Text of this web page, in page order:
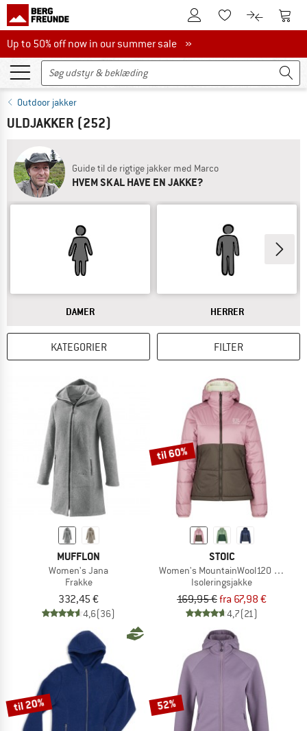
Til kundekontoenTil huskesedlen.
Til Til
Up to 50% off now in our summer sale
Up to 50% off now in our summer sale »
Outdoor jakker
ULDJAKKER (252)
Guide til de rigtige jakker med Marco
HVEM SKAL HAVE EN JAKKE?
SVARET
DAMER SVARET
HERRER
KATEGORIER FILTER
MUFFLON
Women's Jana
Frakke
332,45 €
4,6(36)
til 60%
STOIC
Women's MountainWool120
Isoleringsjakke
169,95 €fra 67,98 €
4,7(21)
til 20% 52%